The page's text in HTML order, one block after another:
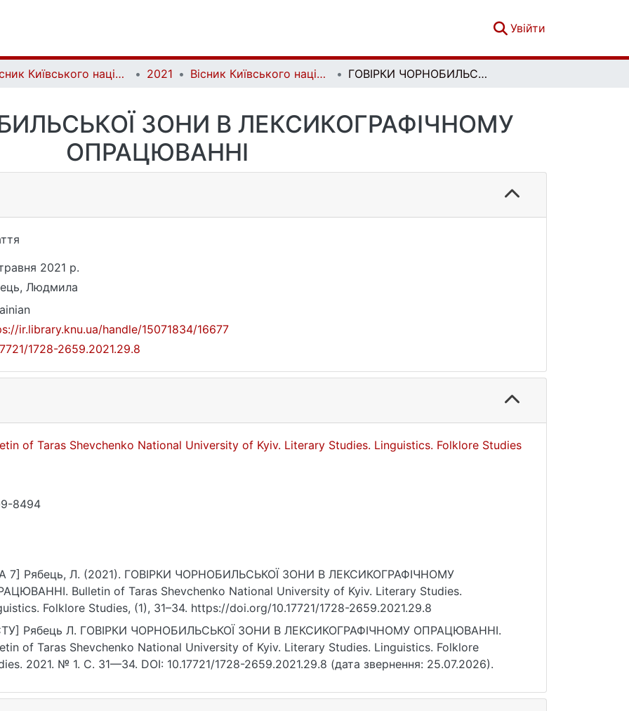
Увійти
Вісник Київського національного університету імені Тараса Шевченка. Літературознавство. Мовознавство. Фольклористика | Bulletin of Taras Shevchenko National University of Kyiv. Literary Studies. Linguistics. Folklore Studies 2021 Вісник Київського національного університету імені Тараса Шевченка. Літературознавство. Мовознавство. Фольклористика. Вип. 1(29) ГОВІРКИ ЧОРНОБИЛЬСЬКОЇ ЗОНИ В ЛЕКСИКОГРАФІЧНОМУ ОПРАЦЮВАННІ
ЗОНИ В ЛЕКСИКОГРАФІЧНОМУ
ОПРАЦЮВАННІ
2021 р.
Людмила
ir.library.knu.ua/handle/15071834/16677
1728-2659.2021.29.8
of Taras Shevchenko National University of Kyiv. Literary Studies. Linguistics. Folklore Studies
8494
7] Рябець, Л. (2021). ГОВІРКИ ЧОРНОБИЛЬСЬКОЇ ЗОНИ В ЛЕКСИКОГРАФІЧНОМУ
Bulletin of Taras Shevchenko National University of Kyiv. Literary Studies.
Folklore Studies, (1), 31–34. https://doi.org/10.17721/1728-2659.2021.29.8
Рябець Л. ГОВІРКИ ЧОРНОБИЛЬСЬКОЇ ЗОНИ В ЛЕКСИКОГРАФІЧНОМУ ОПРАЦЮВАННІ.
of Taras Shevchenko National University of Kyiv. Literary Studies. Linguistics. Folklore
2021. № 1. С. 31—34. DOI: 10.17721/1728-2659.2021.29.8 (дата звернення: 25.07.2026).